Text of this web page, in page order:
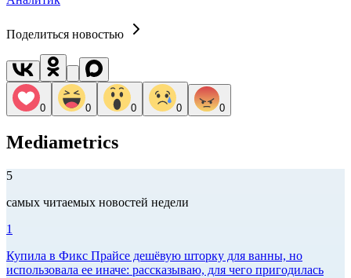
Поделиться новостью
0 0 0 0 0
Mediametrics
5
самых читаемых новостей недели
1
Купила в Фикс Прайсе дешёвую шторку для ванны, но
использовала ее иначе: рассказываю, для чего пригодилась